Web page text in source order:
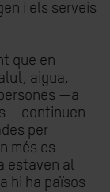
i els serveis
que en
aigua,
—a
continuen
per
més es
estaven al
hi ha països